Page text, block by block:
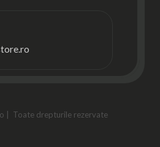
| Toate drepturile rezervate